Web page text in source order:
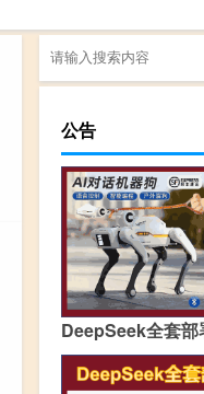
公告
DeepSeek全套